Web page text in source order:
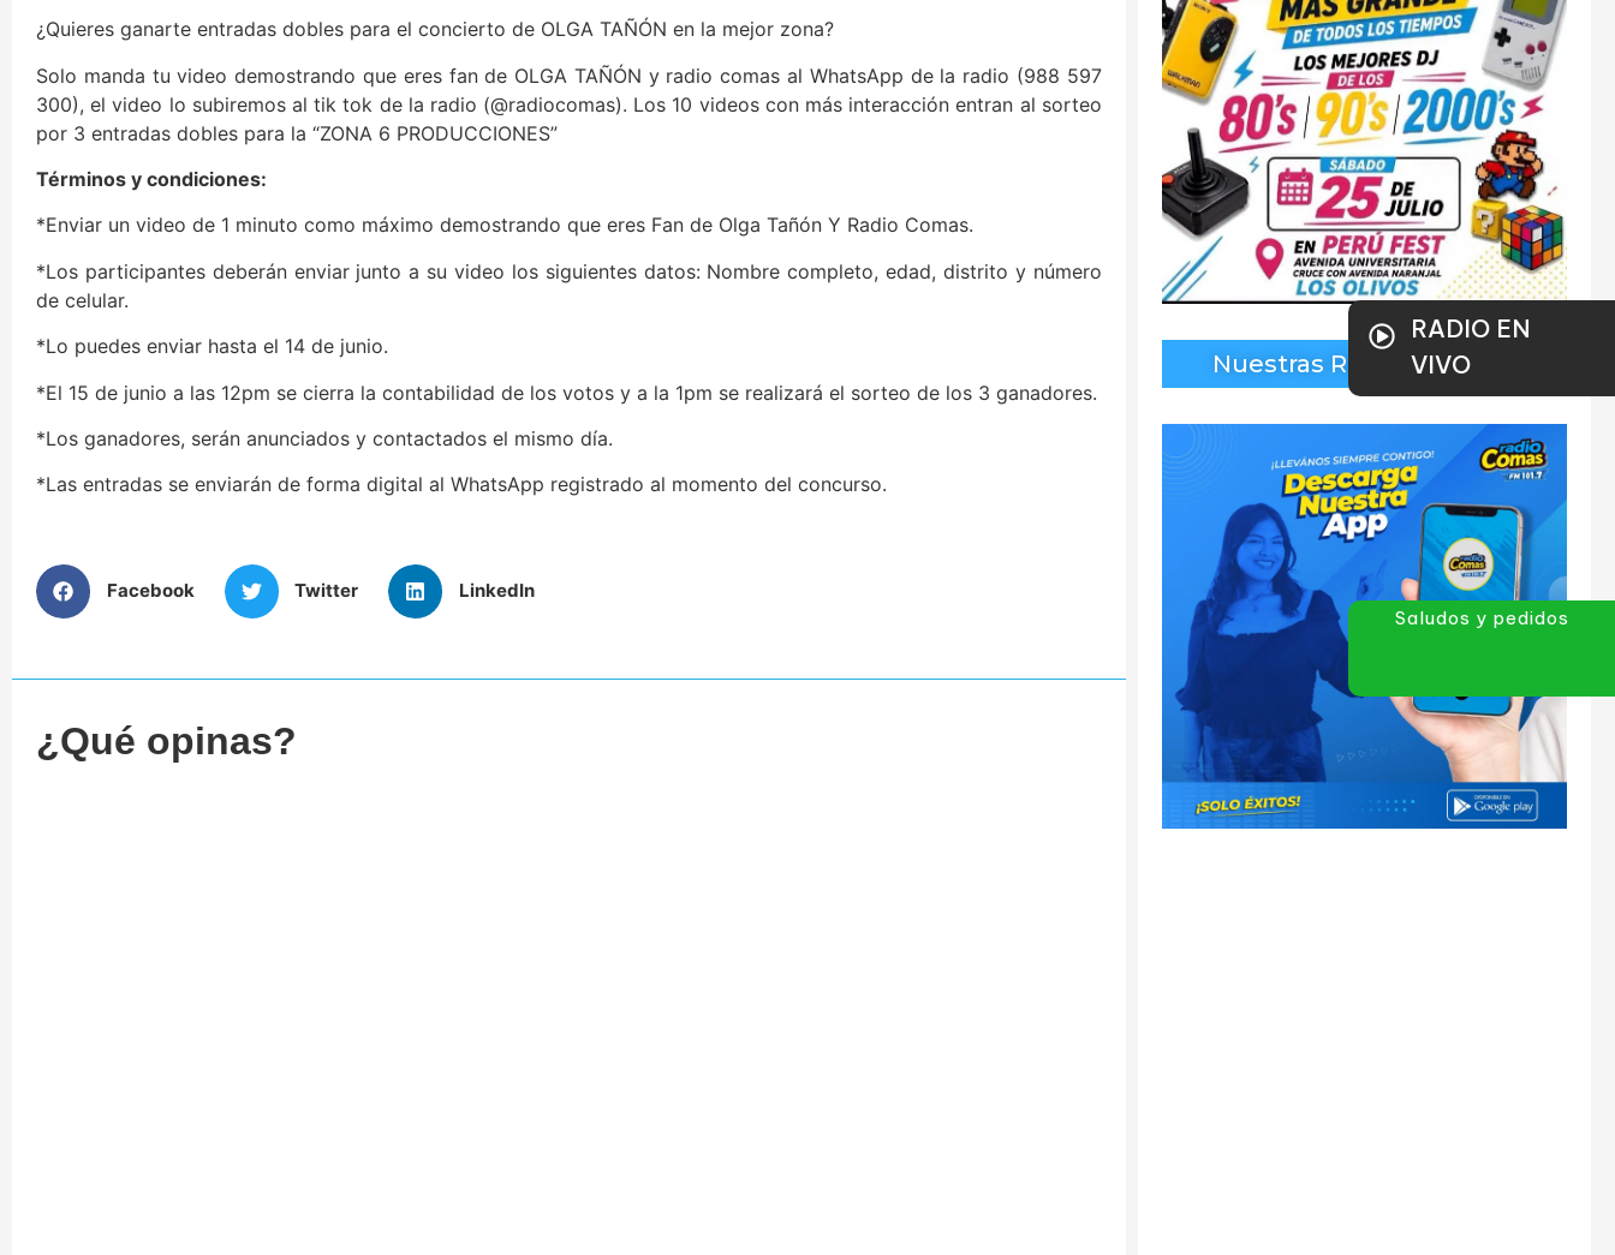
¿Quieres ganarte entradas dobles para el concierto de OLGA TAÑÓN en la mejor zona?
Solo manda tu video demostrando que eres fan de OLGA TAÑÓN y radio comas al WhatsApp de la radio (988 597
300), el video lo subiremos al tik tok de la radio (@radiocomas). Los 10 videos con más interacción entran al sorteo
por 3 entradas dobles para la “ZONA 6 PRODUCCIONES”
Términos y condiciones:
*Enviar un video de 1 minuto como máximo demostrando que eres Fan de Olga Tañón Y Radio Comas.
*Los participantes deberán enviar junto a su video los siguientes datos: Nombre completo, edad, distrito y número
de celular.
*Lo puedes enviar hasta el 14 de junio.
*El 15 de junio a las 12pm se cierra la contabilidad de los votos y a la 1pm se realizará el sorteo de los 3 ganadores.
*Los ganadores, serán anunciados y contactados el mismo día.
*Las entradas se enviarán de forma digital al WhatsApp registrado al momento del concurso.
Facebook Twitter LinkedIn
¿Qué opinas?
Nuestras Redes Sociales
RADIO EN
VIVO
Saludos y pedidos